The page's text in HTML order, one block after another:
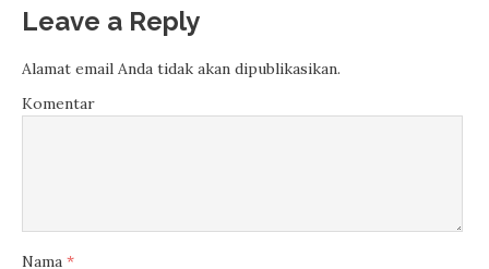
Leave a Reply
Alamat email Anda tidak akan dipublikasikan.
Komentar
Nama *